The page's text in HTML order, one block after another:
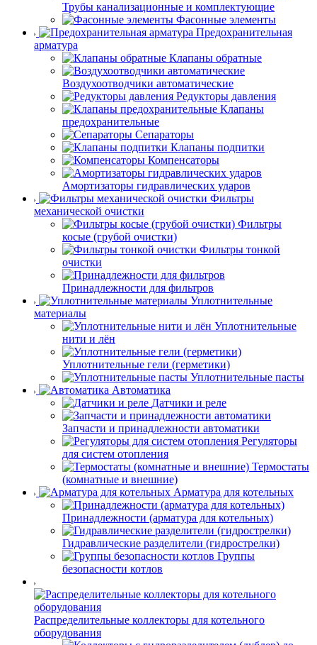
Трубы канализационные и комплектующие
Фасонные элементы
Предохранительная
арматура
Клапаны обратные
Воздухоотводчики автоматические
Редукторы давления
Клапаны
предохранительные
Сепараторы
Клапаны подпитки
Компенсаторы
Амортизаторы гидравлических ударов
Фильтры
механической очистки
Фильтры
косые (грубой очистки)
Фильтры тонкой
очистки
Принадлежности для фильтров
Уплотнительные
материалы
Уплотнительные
нити и лён
Уплотнительные гели (герметики)
Уплотнительные пасты
Автоматика
Датчики и реле
Запчасти и принадлежности автоматики
Регуляторы
для систем отопления
Термостаты
(комнатные и внешние)
Арматура для котельных
Принадлежности (арматура для котельных)
Гидравлические разделители (гидрострелки)
Группы
безопасности котлов
Распределительные коллекторы для котельного
оборудования